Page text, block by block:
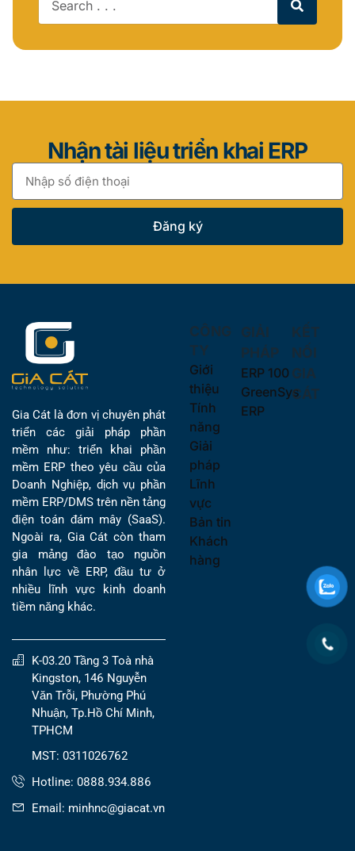
Nhận tài liệu triển khai ERP
Đăng ký
Gia Cát là đơn vị chuyên phát
triển các giải pháp phần
mềm như: triển khai phần
mềm ERP theo yêu cầu của
Doanh Nghiệp, dịch vụ phần
mềm ERP/DMS trên nền tảng
điện toán đám mây (SaaS).
Ngoài ra, Gia Cát còn tham
gia mảng đào tạo nguồn
nhân lực về ERP, đầu tư ở
nhiều lĩnh vực kinh doanh
tiềm năng khác.
K-03.20 Tầng 3 Toà nhà
Kingston, 146 Nguyễn
Văn Trỗi, Phường Phú
Nhuận, Tp.Hồ Chí Minh,
TPHCM
MST: 0311026762
Hotline: 0888.934.886
Email: minhnc@giacat.vn
CÔNG
TY
Giới
thiệu
Tính
năng
Giải
pháp
Lĩnh
vực
Bản tin
Khách
hàng
GIẢI
PHÁP
ERP 100
GreenSys
ERP
KẾT
NỐI
GIA
CÁT